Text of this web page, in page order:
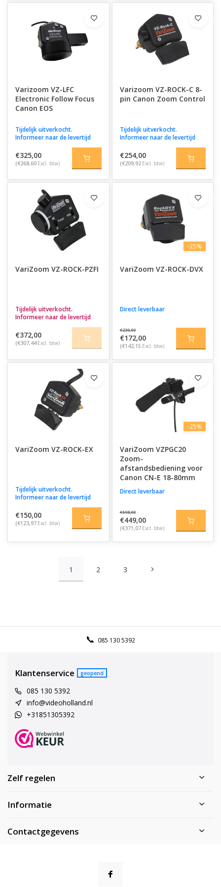
Varizoom VZ-LFC
Electronic Follow Focus
Canon EOS
Tijdelijk uitverkocht.
Informeer naar de levertijd
€325,00
(€268,60 Excl. btw)
Varizoom VZ-ROCK-C 8-
pin Canon Zoom Control
Tijdelijk uitverkocht.
Informeer naar de levertijd
€254,00
(€209,92 Excl. btw)
VariZoom VZ-ROCK-PZFI
Tijdelijk uitverkocht.
Informeer naar de levertijd
€372,00
(€307,44 Excl. btw)
-25%
VariZoom VZ-ROCK-DVX
Direct leverbaar
€230,00
€172,00
(€142,15 Excl. btw)
VariZoom VZ-ROCK-EX
Tijdelijk uitverkocht.
Informeer naar de levertijd
€150,00
(€123,97 Excl. btw)
-25%
VariZoom VZPGC20
Zoom-
afstandsbediening voor
Canon CN-E 18-80mm
Direct leverbaar
€598,00
€449,00
(€371,07 Excl. btw)
1 2 3
085 130 5392
Klantenservice geopend
085 130 5392
info@videoholland.nl
+31851305392
Zelf regelen
Informatie
Contactgegevens